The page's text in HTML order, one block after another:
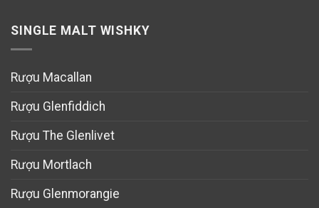
SINGLE MALT WISHKY
Rượu Macallan
Rượu Glenfiddich
Rượu The Glenlivet
Rượu Mortlach
Rượu Glenmorangie